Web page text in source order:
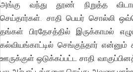
அங்கு வந்து தூண் நிறுத்த
செய்தார்கள். சாதி பெயர் சொல்லி
தங்கள் பிரதேசத்தில் இருக்காமல்
கல்வியங்காட்டில் செங்குந்தார் என்னும்
ஊருக்குள் ஒடுக்கப்பட்ட சாதி